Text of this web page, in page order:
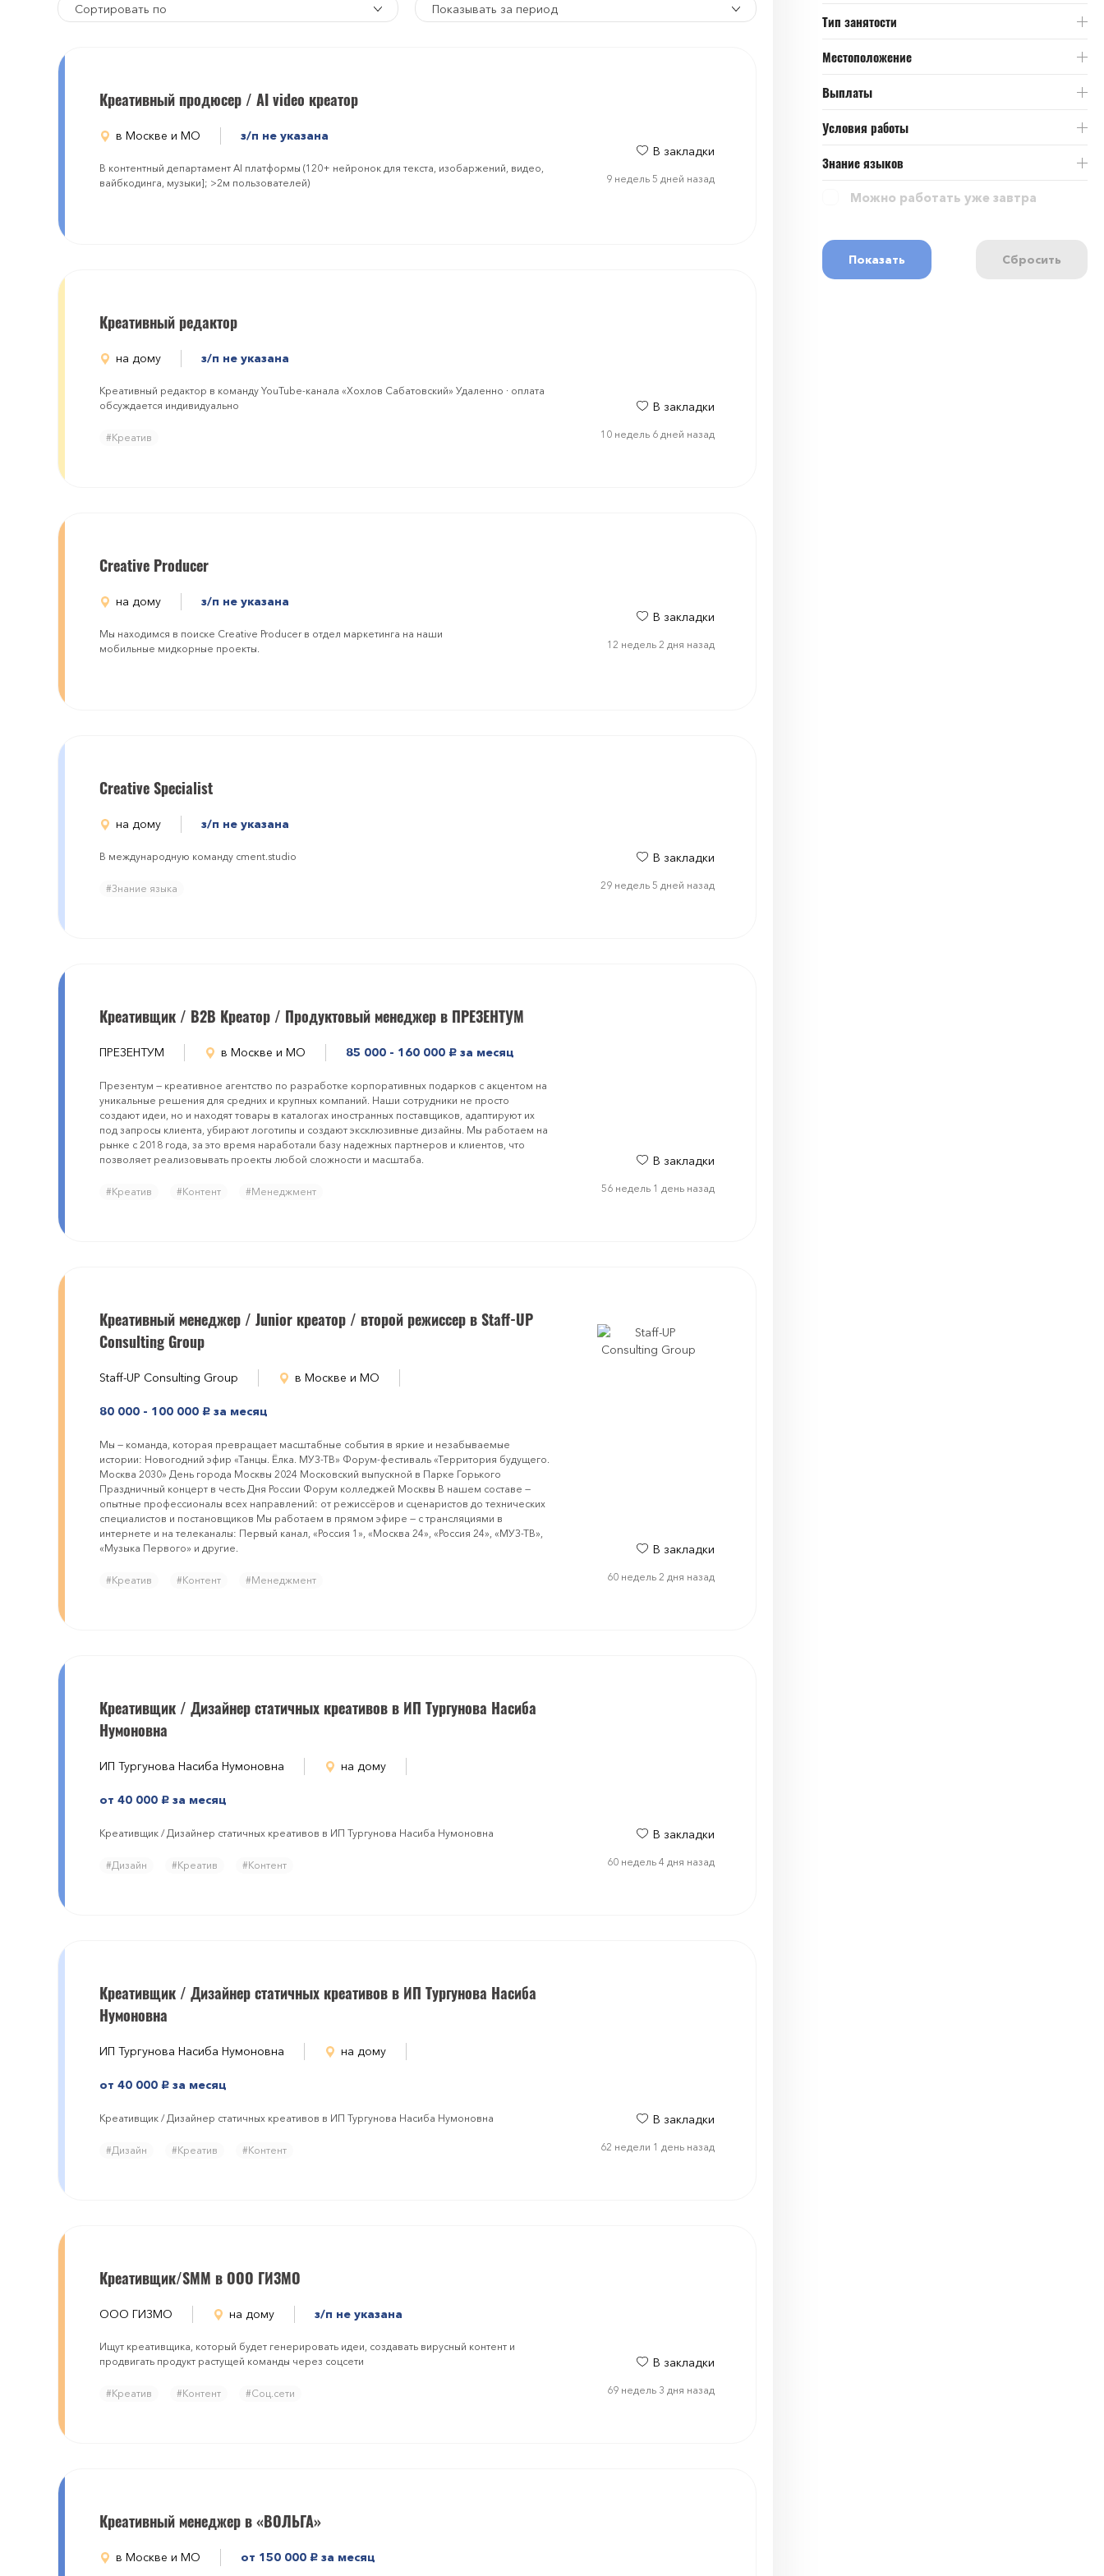
Показывать за период
Сортировать по
Креативный продюсер / AI video креатор
в Москве и МО з/п не указана
В контентный департамент AI платформы (120+ нейронок для текста, изобаржений, видео,
вайбкодинга, музыки]; >2м пользователей)
В закладки
9 недель 5 дней назад
Креативный редактор
на дому з/п не указана
Креативный редактор в команду YouTube-канала «Хохлов Сабатовский» Удаленно · оплата
обсуждается индивидуально
#Креатив
В закладки
10 недель 6 дней назад
Creative Producer
на дому з/п не указана
Мы находимся в поиске Creative Producer в отдел маркетинга на наши
мобильные мидкорные проекты.
В закладки
12 недель 2 дня назад
Creative Specialist
на дому з/п не указана
В международную команду cment.studiо
#Знание языка
В закладки
29 недель 5 дней назад
Креативщик / B2B Креатор / Продуктовый менеджер в ПРЕЗЕНТУМ
ПРЕЗЕНТУМ в Москве и МО 85 000 - 160 000 руб. за месяц
Презентум — креативное агентство по разработке корпоративных подарков с акцентом на
уникальные решения для средних и крупных компаний. Наши сотрудники не просто
создают идеи, но и находят товары в каталогах иностранных поставщиков, адаптируют их
под запросы клиента, убирают логотипы и создают эксклюзивные дизайны. Мы работаем на
рынке с 2018 года, за это время наработали базу надежных партнеров и клиентов, что
позволяет реализовывать проекты любой сложности и масштаба.
#Креатив #Контент #Менеджмент
В закладки
56 недель 1 день назад
Креативный менеджер / Junior креатор / второй режиссер в Staff-UP
Consulting Group
Staff-UP Consulting Group в Москве и МО
80 000 - 100 000 руб. за месяц
Мы — команда, которая превращает масштабные события в яркие и незабываемые
истории: Новогодний эфир «Танцы. Ёлка. МУЗ-ТВ» Форум-фестиваль «Территория будущего.
Москва 2030» День города Москвы 2024 Московский выпускной в Парке Горького
Праздничный концерт в честь Дня России Форум колледжей Москвы В нашем составе —
опытные профессионалы всех направлений: от режиссёров и сценаристов до технических
специалистов и постановщиков Мы работаем в прямом эфире — с трансляциями в
интернете и на телеканалы: Первый канал, «Россия 1», «Москва 24», «Россия 24», «МУЗ-ТВ»,
«Музыка Первого» и другие.
#Креатив #Контент #Менеджмент
В закладки
60 недель 2 дня назад
Креативщик / Дизайнер статичных креативов в ИП Тургунова Насиба
Нумоновна
ИП Тургунова Насиба Нумоновна на дому
от 40 000 руб. за месяц
Креативщик / Дизайнер статичных креативов в ИП Тургунова Насиба Нумоновна
#Дизайн #Креатив #Контент
В закладки
60 недель 4 дня назад
Креативщик / Дизайнер статичных креативов в ИП Тургунова Насиба
Нумоновна
ИП Тургунова Насиба Нумоновна на дому
от 40 000 руб. за месяц
Креативщик / Дизайнер статичных креативов в ИП Тургунова Насиба Нумоновна
#Дизайн #Креатив #Контент
В закладки
62 недели 1 день назад
Креативщик/SMM в ООО ГИЗМО
ООО ГИЗМО на дому з/п не указана
Ищут креативщика, который будет генерировать идеи, создавать вирусный контент и
продвигать продукт растущей команды через соцсети
#Креатив #Контент #Соц.сети
В закладки
69 недель 3 дня назад
Креативный менеджер в «ВОЛЬГА»
в Москве и МО от 150 000 руб. за месяц
Тип занятости
Местоположение
Выплаты
Условия работы
Знание языков
Можно работать уже завтра
Показать Сбросить